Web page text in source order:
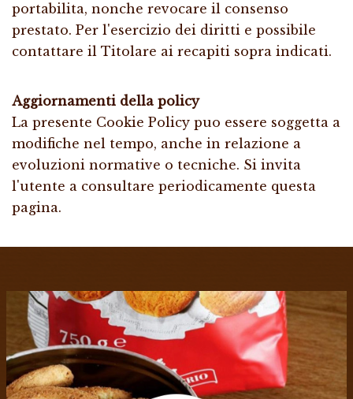
portabilita, nonche revocare il consenso
prestato. Per l'esercizio dei diritti e possibile
contattare il Titolare ai recapiti sopra indicati.
Aggiornamenti della policy
La presente Cookie Policy puo essere soggetta a
modifiche nel tempo, anche in relazione a
evoluzioni normative o tecniche. Si invita
l'utente a consultare periodicamente questa
pagina.